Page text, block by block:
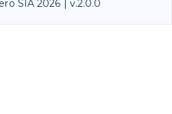
SIA 2026 | v.2.0.0